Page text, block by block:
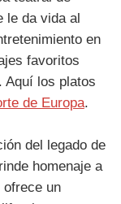
le da vida al
en
favoritos
Aquí los platos
de Europa.
del legado de
homenaje a
ofrece un